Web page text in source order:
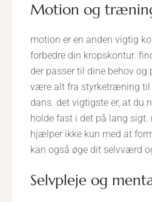
motion og
motion er en anden vigtig
forbedre din kropskontur.
der passer til dine behov og
være alt fra styrketræning til
dans. det vigtigste er, at du
holde fast i det på lang
hjælper ikke kun med at
kan også øge dit selvværd
selvpleje og